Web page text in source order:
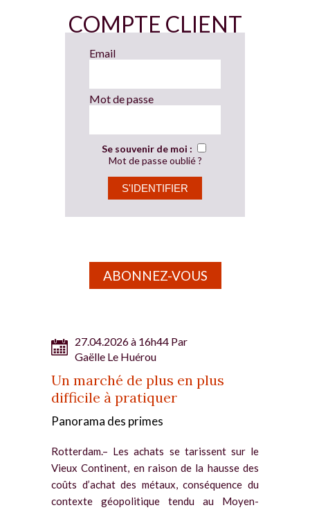
COMPTE CLIENT
Email
Mot de passe
Se souvenir de moi :
Mot de passe oublié ?
ABONNEZ-VOUS
27.04.2026 à 16h44 Par
Gaëlle Le Huérou
Un marché de plus en plus
difficile à pratiquer
Panorama des primes
Rotterdam.– Les achats se tarissent sur le
Vieux Continent, en raison de la hausse des
coûts d’achat des métaux, conséquence du
contexte géopolitique tendu au Moyen-